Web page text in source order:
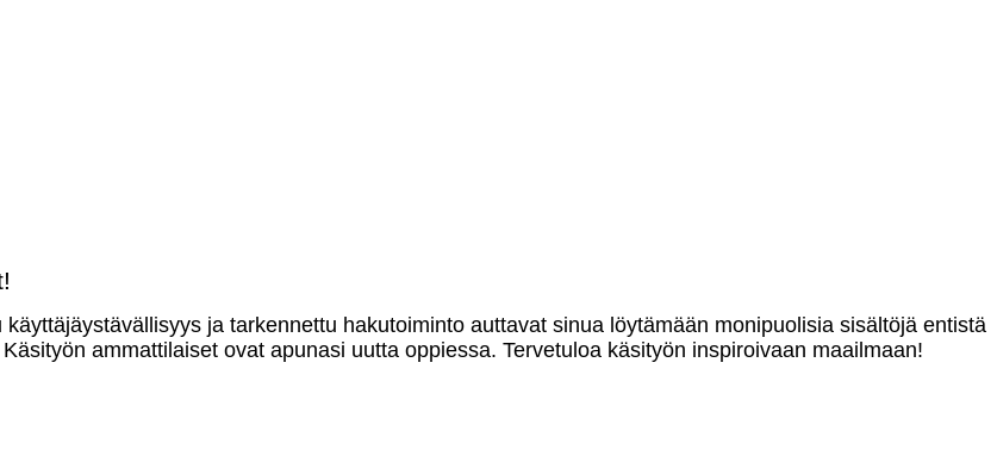
ja tarkennettu hakutoiminto auttavat sinua löytämään monipuolisia sisältöjä entistä
ammattilaiset ovat apunasi uutta oppiessa. Tervetuloa käsityön inspiroivaan maailmaan!